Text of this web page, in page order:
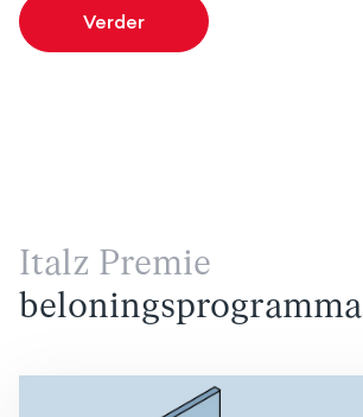
Verder
Italz Premie
beloningsprogramma